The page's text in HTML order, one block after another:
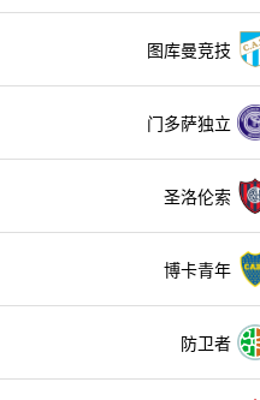
图库曼竞技
门多萨独立
圣洛伦索
博卡青年
防卫者